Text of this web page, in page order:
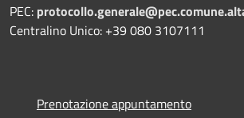
PEC:
Centralino Unico: +39 080 3107111
Prenotazione appuntamento